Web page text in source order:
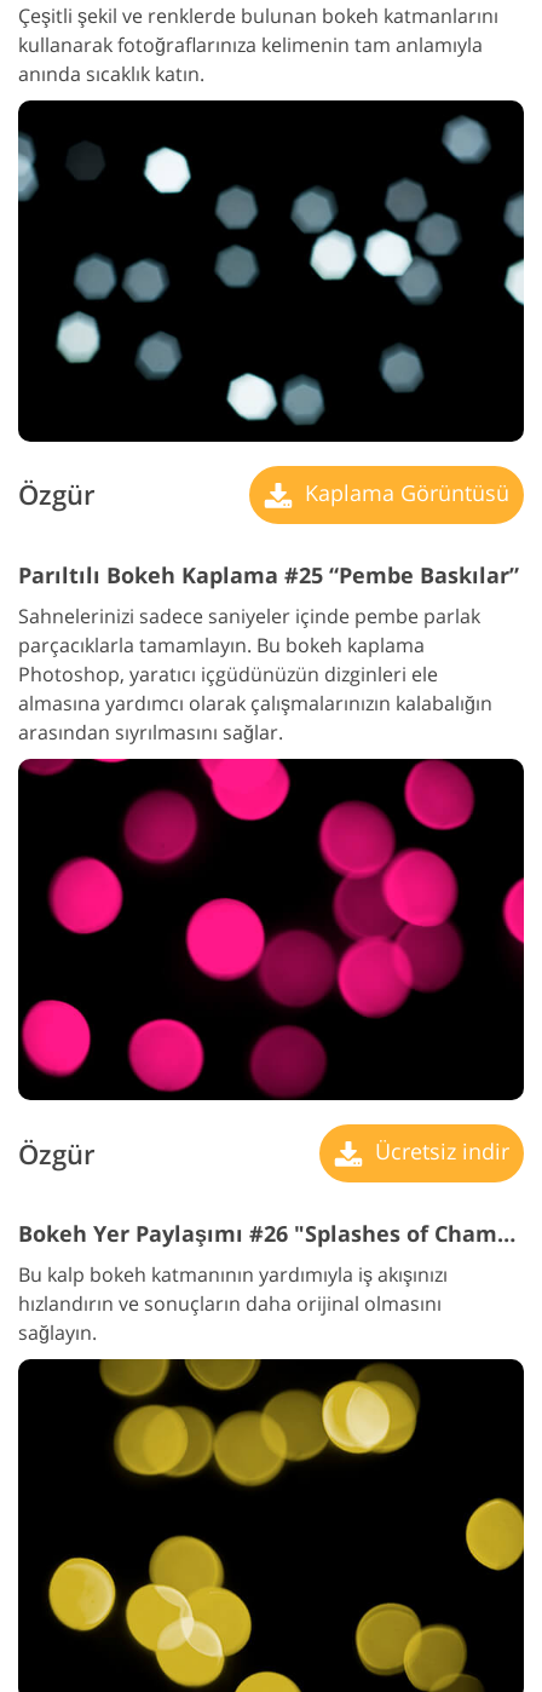
Çeşitli şekil ve renklerde bulunan bokeh katmanlarını
kullanarak fotoğraflarınıza kelimenin tam anlamıyla
anında sıcaklık katın.
Özgür Kaplama Görüntüsü
Parıltılı Bokeh Kaplama #25 “Pembe Baskılar”
Sahnelerinizi sadece saniyeler içinde pembe parlak
parçacıklarla tamamlayın. Bu bokeh kaplama
Photoshop, yaratıcı içgüdünüzün dizginleri ele
almasına yardımcı olarak çalışmalarınızın kalabalığın
arasından sıyrılmasını sağlar.
Özgür Ücretsiz indir
Bokeh Yer Paylaşımı #26 "Splashes of Champagne"
Bu kalp bokeh katmanının yardımıyla iş akışınızı
hızlandırın ve sonuçların daha orijinal olmasını
sağlayın.